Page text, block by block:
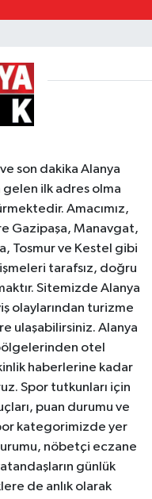
son dakika Alanya
ilk adres olma
Amacımız,
Gazipaşa, Manavgat,
Tosmur ve Kestel gibi
tarafsız, doğru
Sitemizde Alanya
olaylarından turizme
ulaşabilirsiniz. Alanya
otel
haberlerine kadar
Spor tutkunları için
puan durumu ve
kategorimizde yer
nöbetçi eczane
günlük
de anlık olarak